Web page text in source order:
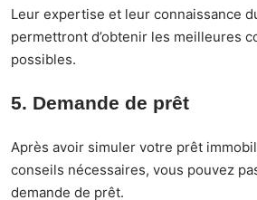
Leur expertise et leur connaissance
permettront d’obtenir les meilleures
possibles.
5. Demande de prêt
Après avoir simuler votre prêt
conseils nécessaires, vous pouvez
demande de prêt.